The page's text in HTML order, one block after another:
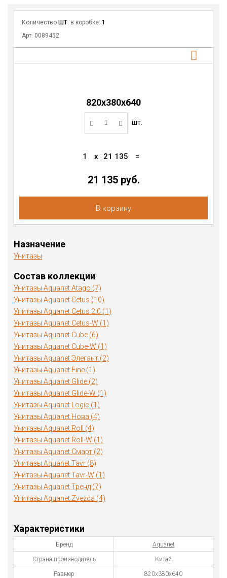
Количество ШТ . в коробке: 1
Арт. 0089452
820х380х640
шт.
1 x 21 135 =
21 135 руб.
В корзину
Назначение
Унитазы
Состав коллекции
Унитазы Aquanet Atago (7)
Унитазы Aquanet Cetus (10)
Унитазы Aquanet Cetus 2.0 (1)
Унитазы Aquanet Cetus-W (1)
Унитазы Aquanet Cube (6)
Унитазы Aquanet Cube-W (1)
Унитазы Aquanet Элегант (2)
Унитазы Aquanet Fine (1)
Унитазы Aquanet Glide (2)
Унитазы Aquanet Glide-W (1)
Унитазы Aquanet Logic (1)
Унитазы Aquanet Нова (4)
Унитазы Aquanet Roll (4)
Унитазы Aquanet Roll-W (1)
Унитазы Aquanet Смарт (2)
Унитазы Aquanet Tavr (8)
Унитазы Aquanet Tavr-W (1)
Унитазы Aquanet Тренд (7)
Унитазы Aquanet Zvezda (4)
Характеристики
Бренд Aquanet
Страна производитель Китай
Размер 820х380х640